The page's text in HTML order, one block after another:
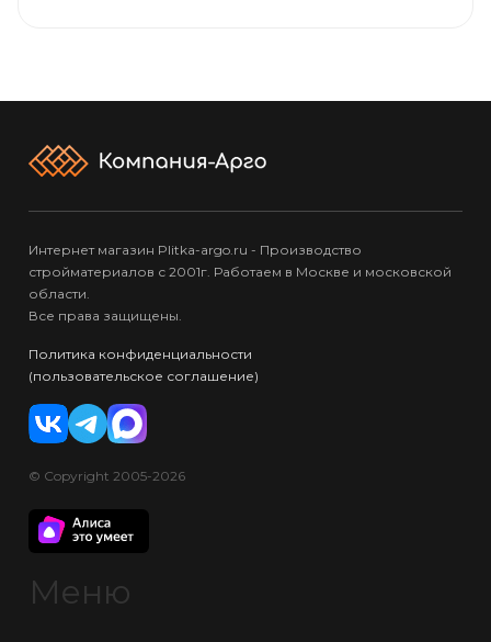
Интернет магазин Plitka-argo.ru - Производство
стройматериалов с 2001г. Работаем в Москве и московской
области.
Все права защищены.
Политика конфиденциальности
(пользовательское соглашение)
© Copyright 2005-2026
Меню